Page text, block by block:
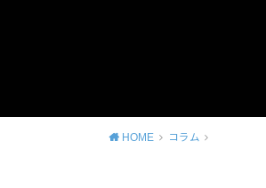
HOME コラム